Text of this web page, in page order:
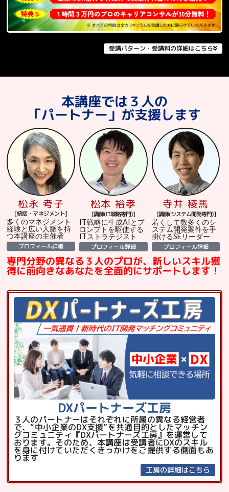
受講パターン・受講料の詳細はこちら
本講座では３人の
「パートナー」が支援します
松永 考子
[統括・マネジメント]
多くのマネジメント
経験と広い人脈を持
つ本講座の主催者
プロフィール詳細
松本 裕孝
[講師(IT戦略専門)]
IT戦略に生成AIとプ
ロンプトを駆使する
ITストラテジスト
プロフィール詳細
寺井 稜馬
[講師(システム開発専門)]
若くして数多くのシ
ステム開発案件を手
掛けるSEリーダー
プロフィール詳細
専門分野の異なる３人のプロが、新しいスキル獲
得に前向きなあなたを全面的にサポートします！
DXパートナーズ工房
３人のパートナーはそれぞれに所属の異なる経営者
で、“中小企業のDX支援”を共通目的としたマッチン
グコミュニティ『DXパートナーズ工房』を運営して
おります。そのため、本講座は受講者にDXのスキル
を身に付けていただくきっかけをご提供する側面もあ
ります
工房の詳細はこちら